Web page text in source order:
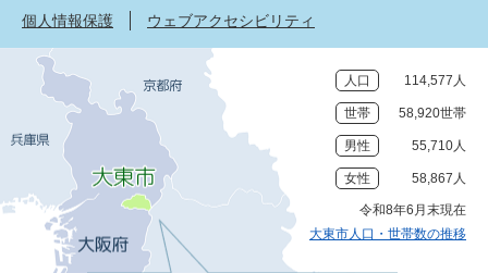
個人情報保護
ウェブアクセシビリティ
人口 114,577人
世帯 58,920世帯
男性 55,710人
女性 58,867人
令和8年6月末現在
大東市人口・世帯数の推移